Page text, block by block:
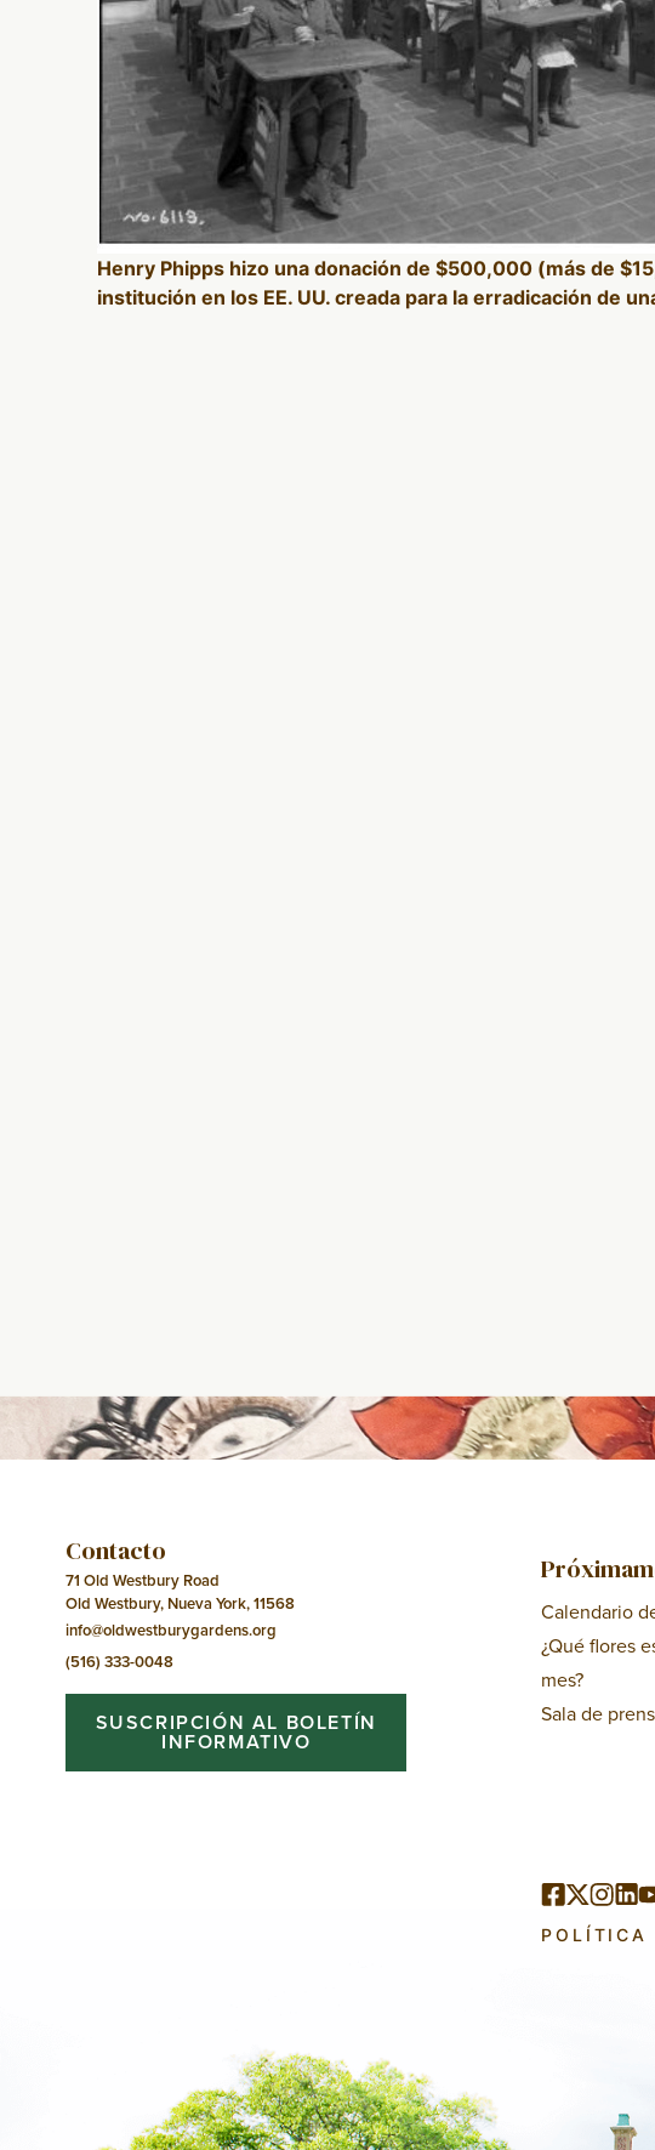
Henry Phipps hizo una donación de $500,000 (más de
institución en los EE. UU. creada para la erradicación de
Contacto
71 Old Westbury Road
Old Westbury, Nueva York, 11568
info@oldwestburygardens.org
(516) 333-0048
SUSCRIPCIÓN AL BOLETÍN
INFORMATIVO
Calendario
¿Qué flores
mes?
Sala de
POLÍTICA